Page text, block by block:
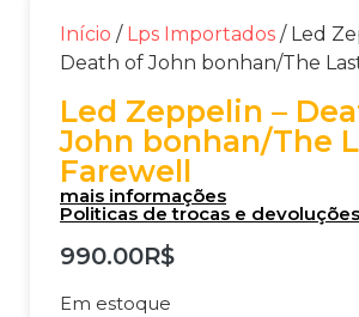
Início / Lps Importados / Led
Death of John bonhan/The
Led Zeppelin –
John bonhan/The
Farewell
mais informações
Politicas de trocas e devoluções
990.00R$
Em estoque